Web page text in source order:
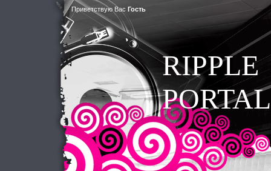
Приветствую Вас Гость
RIPPLE
PORTAL